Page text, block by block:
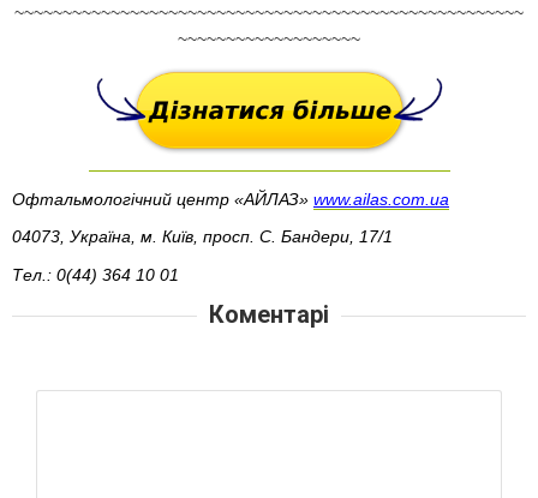
~~~~~~~~~~~~~~~~~~~~~~~~~~~~~~~~~~~~~~~~~~~~~~~~~~~~~
~~~~~~~~~~~~~~~~~~~
Офтальмологічний центр «АЙЛАЗ» www.ailas.com.ua
04073, Україна, м. Київ, просп. С. Бандери, 17/1
Тел.: 0(44) 364 10 01
Коментарі